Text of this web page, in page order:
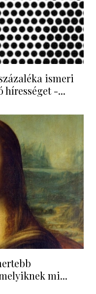
ismeri
hírességet -...
mi...